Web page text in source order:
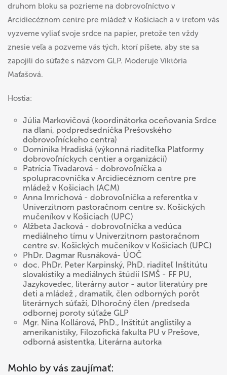
druhom bloku sa pozrieme na dobrovoľníctvo v
Arcidiecéznom centre pre mládež v Košiciach a v treťom vás
vyzveme vyliať svoje srdce na papier, pretože ten vždy
znesie veľa a pozveme vás tých, ktorí píšete, aby ste sa
zapojili do súťaže s názvom GLP. Moderuje Viktória
Maťašová.
Hostia:
Júlia Markovičová (koordinátorka oceňovania Srdce
na dlani, podpredsedníčka Prešovského
dobrovoľníckeho centra)
Dominika Hradiská (výkonná riaditeľka Platformy
dobrovoľníckych centier a organizácií)
Patrícia Tivadarová - dobrovoľníčka a
spolupracovníčka v Arcidiecéznom centre pre
mládež v Košiciach (ACM)
Anna Imrichová - dobrovoľníčka a referentka v
Univerzitnom pastoračnom centre sv. Košických
mučeníkov v Košiciach (UPC)
Alžbeta Jacková - dobrovoľníčka a vedúca
mediálneho tímu v Univerzitnom pastoračnom
centre sv. Košických mučeníkov v Košiciach (UPC)
PhDr. Dagmar Rusnáková- ÚOČ
doc. PhDr. Peter Karpinský, PhD. riaditeľ Inštitútu
slovakistiky a mediálnych štúdií ISMŠ - FF PU,
Jazykovedec, literárny autor - autor literatúry pre
deti a mládež , dramatik, člen odborných porôt
literárnych súťaží, Dlhoročný člen /predseda
odbornej poroty súťaže GLP
Mgr. Nina Kollárová, PhD., Inštitút anglistiky a
amerikanistiky, Filozofická fakulta PU v Prešove,
odborná asistentka, Literárna autorka
Mohlo by vás zaujímať: